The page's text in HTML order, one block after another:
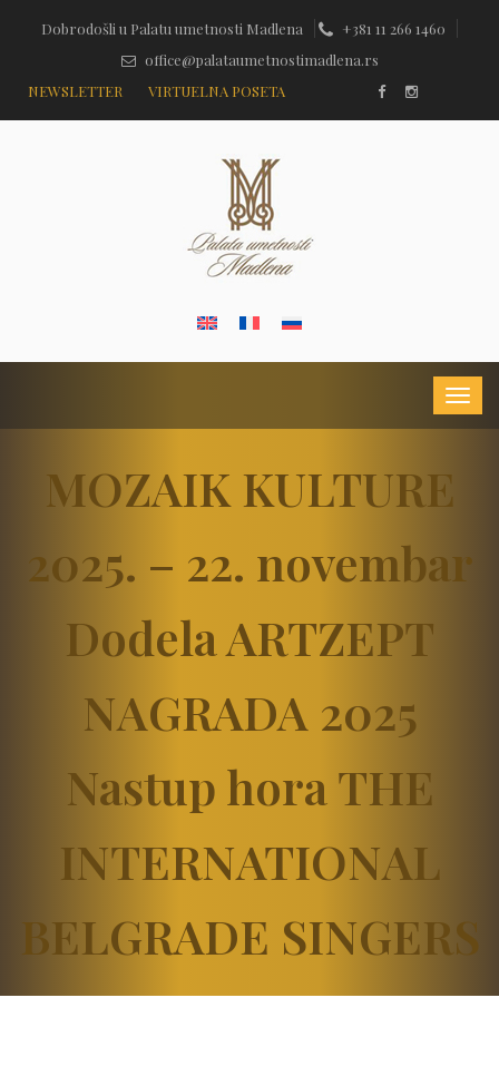
Dobrodošli u Palatu umetnosti Madlena
+381 11 266 1460
office@palataumetnostimadlena.rs
NEWSLETTER
VIRTUELNA POSETA
MOZAIK KULTURE
2025. – 22. novembar
Dodela ARTZEPT
NAGRADA 2025
Nastup hora THE
INTERNATIONAL
BELGRADE SINGERS